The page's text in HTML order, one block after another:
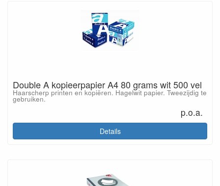
Double A kopieerpapier A4 80 grams wit 500 vel
Haarscherp printen en kopiëren. Hagelwit papier. Tweezijdig te
gebruiken.
p.o.a.
Details